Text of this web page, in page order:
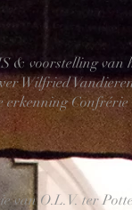
& voorstelling van
Wilfried
van O.L.V. ter